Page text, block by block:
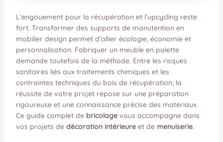
L’engouement pour la récupération et l’upcycling reste
fort. Transformer des supports de manutention en
mobilier design permet d’allier écologie, économie et
personnalisation. Fabriquer un meuble en palette
demande toutefois de la méthode. Entre les risques
sanitaires liés aux traitements chimiques et les
contraintes techniques du bois de récupération, la
réussite de votre projet repose sur une préparation
rigoureuse et une connaissance précise des matériaux.
Ce guide complet de bricolagevous accompagne dans
vos projets de décoration intérieureet de menuiserie.